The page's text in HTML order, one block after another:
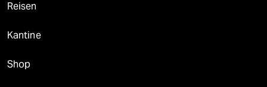
Reisen
Kantine
Shop